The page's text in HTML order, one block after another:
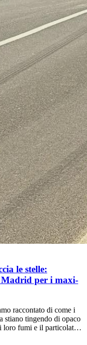
le stelle:
Madrid per i maxi-
raccontato di come i
stiano tingendo di opaco
loro fumi e il particolato